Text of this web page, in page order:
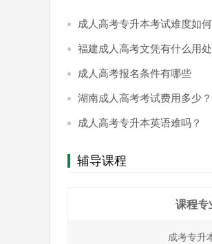
成人高考专升本考试难度如何
福建成人高考文凭有什么用
成人高考报名条件有哪些
湖南成人高考考试费用多少？
成人高考专升本英语难吗？
辅导课程
课程专
成考专升